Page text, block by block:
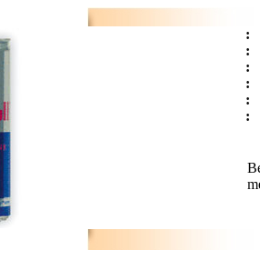
:
:
:
:
:
: